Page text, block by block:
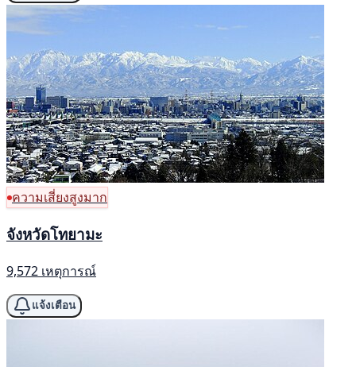
ความเสี่ยงสูงมาก
จังหวัดโทยามะ
9,572 เหตุการณ์
แจ้งเตือน